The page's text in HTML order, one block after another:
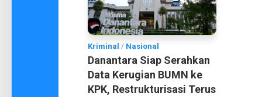
Kriminal / Nasional
Danantara Siap Serahkan
Data Kerugian BUMN ke
KPK, Restrukturisasi Terus